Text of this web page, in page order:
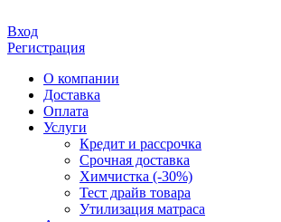
Вход
Регистрация
О компании
Доставка
Оплата
Услуги
Кредит и рассрочка
Срочная доставка
Химчистка (-30%)
Тест драйв товара
Утилизация матраса